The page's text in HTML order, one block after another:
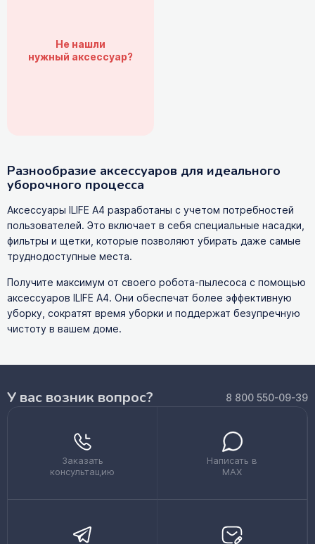
Не нашли
нужный аксессуар?
Разнообразие аксессуаров для идеального
уборочного процесса
Аксессуары ILIFE A4 разработаны с учетом потребностей
пользователей. Это включает в себя специальные насадки,
фильтры и щетки, которые позволяют убирать даже самые
труднодоступные места.
Получите максимум от своего робота-пылесоса с помощью
аксессуаров ILIFE A4. Они обеспечат более эффективную
уборку, сократят время уборки и поддержат безупречную
чистоту в вашем доме.
У вас возник вопрос? 8 800 550-09-39
Заказать
консультацию
Написать в
MAX